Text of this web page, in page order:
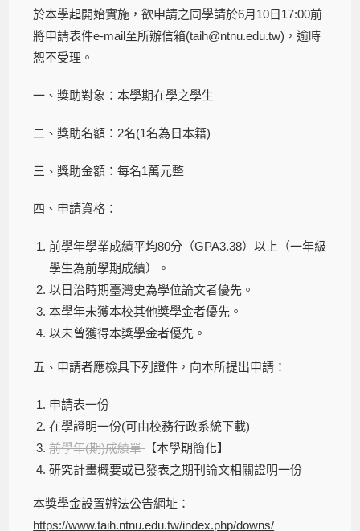
於本學起開始實施，欲申請之同學請於6月10日17:00前
將申請表件e-mail至所辦信箱(taih@ntnu.edu.tw)，逾時
恕不受理。
一、獎助對象：本學期在學之學生
二、獎助名額：2名(1名為日本籍)
三、獎助金額：每名1萬元整
四、申請資格：
前學年學業成績平均80分（GPA3.38）以上（一年級
學生為前學期成績）。
以日治時期臺灣史為學位論文者優先。
本學年未獲本校其他獎學金者優先。
以未曾獲得本獎學金者優先。
五、申請者應檢具下列證件，向本所提出申請：
申請表一份
在學證明一份(可由校務行政系統下載)
前學年(期)成績單 【本學期簡化】
研究計畫概要或已發表之期刊論文相關證明一份
本獎學金設置辦法公告網址：
https://www.taih.ntnu.edu.tw/index.php/downs/